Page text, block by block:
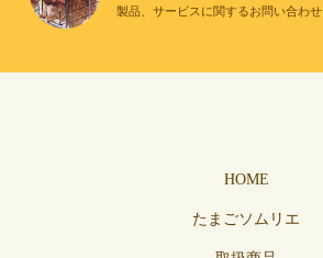
製品、サービスに関するお問い合わせ
HOME
たまごソムリエ